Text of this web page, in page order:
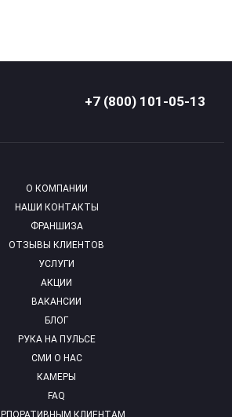
+7 (800) 101-05-13
О КОМПАНИИ
НАШИ КОНТАКТЫ
ФРАНШИЗА
ОТЗЫВЫ КЛИЕНТОВ
УСЛУГИ
АКЦИИ
ВАКАНСИИ
БЛОГ
РУКА НА ПУЛЬСЕ
СМИ О НАС
КАМЕРЫ
FAQ